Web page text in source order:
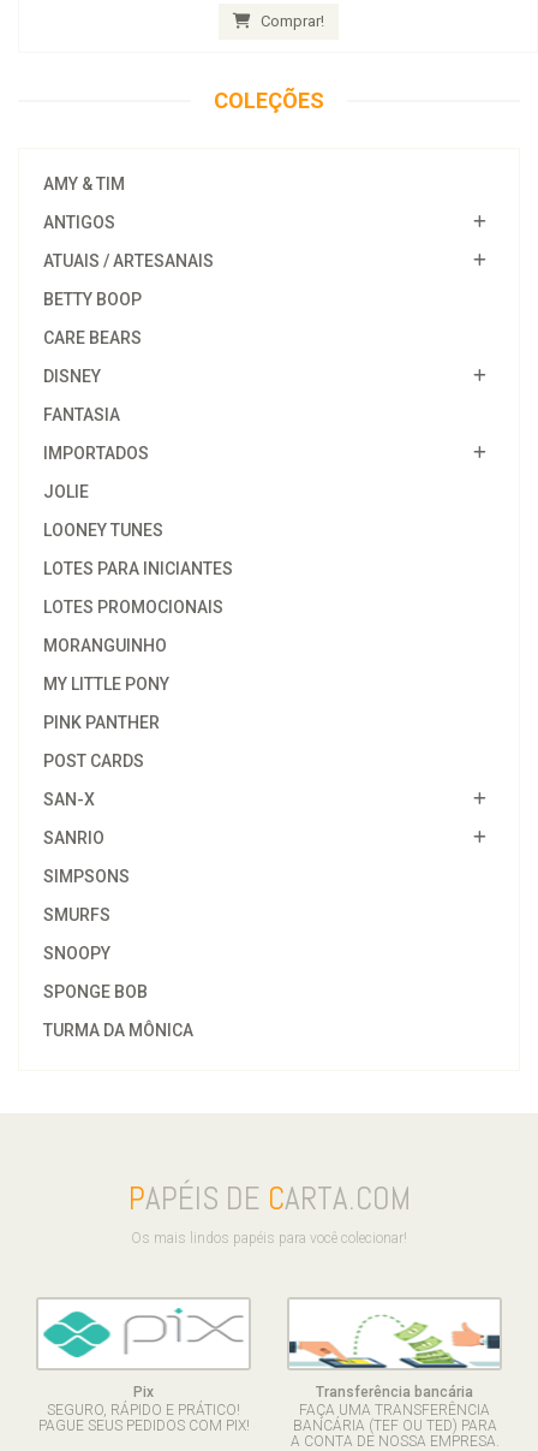
Comprar!
COLEÇÕES
AMY & TIM
ANTIGOS
ATUAIS / ARTESANAIS
BETTY BOOP
CARE BEARS
DISNEY
FANTASIA
IMPORTADOS
JOLIE
LOONEY TUNES
LOTES PARA INICIANTES
LOTES PROMOCIONAIS
MORANGUINHO
MY LITTLE PONY
PINK PANTHER
POST CARDS
SAN-X
SANRIO
SIMPSONS
SMURFS
SNOOPY
SPONGE BOB
TURMA DA MÔNICA
PAPÉIS DE CARTA.COM
Os mais lindos papéis para você colecionar!
Pix
SEGURO, RÁPIDO E PRÁTICO!
PAGUE SEUS PEDIDOS COM PIX!
Transferência bancária
FAÇA UMA TRANSFERÊNCIA
BANCÁRIA (TEF OU TED) PARA
A CONTA DE NOSSA EMPRESA.